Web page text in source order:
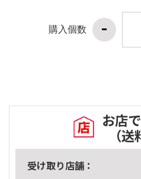
購入個数
お店
（
受け取り店舗：